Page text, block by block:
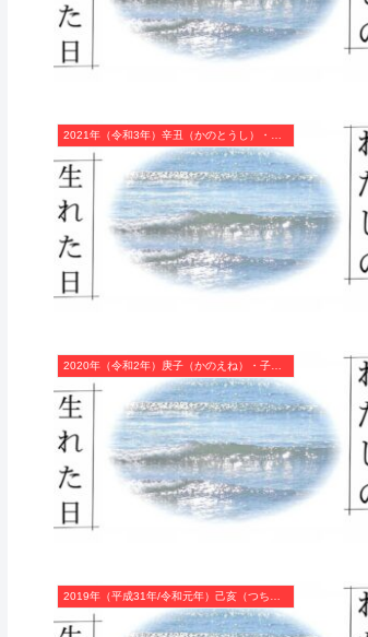
2020年（令和2年）庚子（かのえね）・子年（ねずみ年）カレンダー（月曜はじまり）